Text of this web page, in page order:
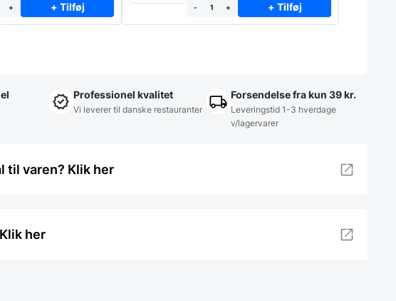
+ + Tilføj - + + Tilføj
Professionel kvalitet
Vi leverer til danske restauranter
Forsendelse fra kun 39 kr.
Leveringstid 1-3 hverdage
v/lagervarer
til varen? Klik her
her